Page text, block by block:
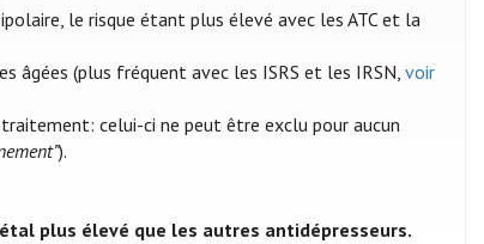
le risque étant plus élevé avec les ATC et la
âgées (plus fréquent avec les ISRS et les IRSN,voir
celui-ci ne peut être exclu pour aucun
).
plus élevé que les autres antidépresseurs.